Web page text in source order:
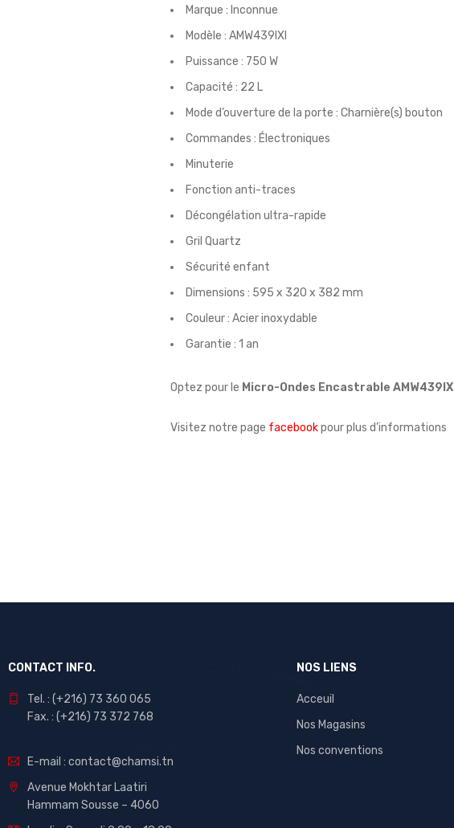
Marque : Inconnue
Modèle : AMW439IXl
Puissance : 750 W
Capacité : 22 L
Mode d’ouverture de la porte : Charnière(s) bouton
Commandes : Électroniques
Minuterie
Fonction anti-traces
Décongélation ultra-rapide
Gril Quartz
Sécurité enfant
Dimensions : 595 x 320 x 382 mm
Couleur : Acier inoxydable
Garantie : 1 an
Optez pour le Micro-Ondes Encastrable AMW439IX
Visitez notre page facebookpour plus d’informations
CONTACT INFO.
Tel. : (+216) 73 360 065
Fax. : (+216) 73 372 768
E-mail : contact@chamsi.tn
Avenue Mokhtar Laatiri
Hammam Sousse – 4060
NOS LIENS
Acceuil
Nos Magasins
Nos conventions